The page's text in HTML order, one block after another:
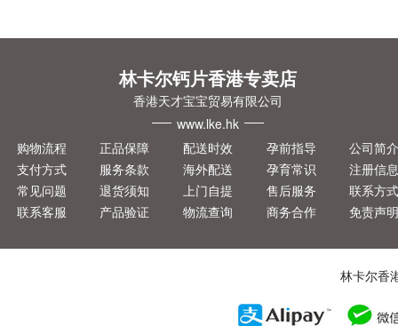
林卡尔钙片香港专卖店
香港天才宝宝贸易有限公司
www.lke.hk
购物流程
支付方式
常见问题
联系客服
正品保障
服务条款
退货须知
产品验证
配送时效
海外配送
上门自提
物流查询
孕前指导
孕育常识
售后服务
商务合作
公司简
注册信
联系方
免责声
林卡尔香